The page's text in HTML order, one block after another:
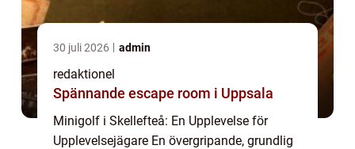
30 juli 2026 admin
redaktionel
Spännande escape room i Uppsala
Minigolf i Skellefteå: En Upplevelse för
Upplevelsejägare En övergripande, grundlig